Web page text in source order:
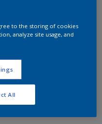
to the storing of cookies
analyze site usage, and
All